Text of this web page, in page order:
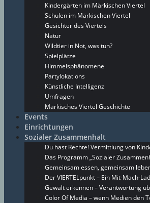
Kindergärten im Märkischen Viertel
Schulen im Märkischen Viertel
Gesichter des Viertels
Natur
Wildtier in Not, was tun?
Spielplätze
Himmelsphänomene
Partylokations
Künstliche Intelligenz
Umfragen
Märkisches Viertel Geschichte
Events
Einrichtungen
Sozialer Zusammenhalt
Du hast Rechte! Vermittlung von
Das Programm „Sozialer
Gemeinsam essen, gemeinsam
Der VIERTELpunkt – Ein Mit-Mach-
Gewalt erkennen – Verantwortung
Color Of Media – wenn Medien den